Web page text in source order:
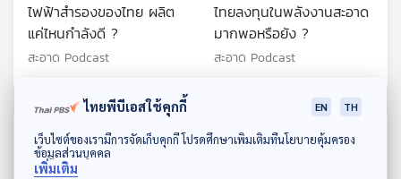
ดาวน์โหลด Thai PBS Podcast Application
ไฟฟ้าสำรองของไทย ผลิต
แค่ไหนกำลังดี ?
สะอาด Podcast
ไทยลงทุนในพลังงานสะอาด
มากพอหรือยัง ?
สะอาด Podcast
ตอนที่เกี่ยวข้อง
ไทยพีบีเอสใช้คุกกี้ EN TH
เว็บไซต์ของเรามีการจัดเก็บคุกกี้ โปรดศึกษาเพิ่มเติมที่นโยบายคุ้มครอง
ข้อมูลส่วนบุคคล
เพิ่มเติม